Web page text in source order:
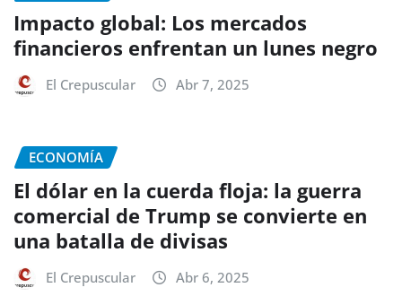
Impacto global: Los mercados
financieros enfrentan un lunes negro
El Crepuscular Abr 7, 2025
ECONOMÍA
El dólar en la cuerda floja: la guerra
comercial de Trump se convierte en
una batalla de divisas
El Crepuscular Abr 6, 2025